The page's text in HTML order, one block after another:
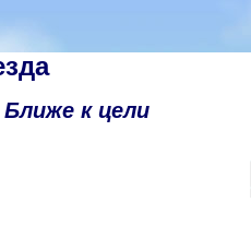
Ближе к цели